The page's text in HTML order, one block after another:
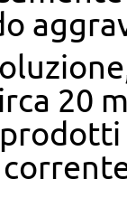
20